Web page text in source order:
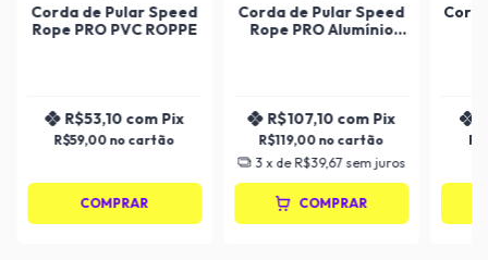
Corda de Pular Speed
Rope PRO PVC ROPPE
R$59,00
R$53,10 com Pix
COMPRAR
Corda de Pular Speed
Rope PRO Alumínio
R$119,00
R$107,10 com Pix
3 x de R$39,67 sem juros
COMPRAR